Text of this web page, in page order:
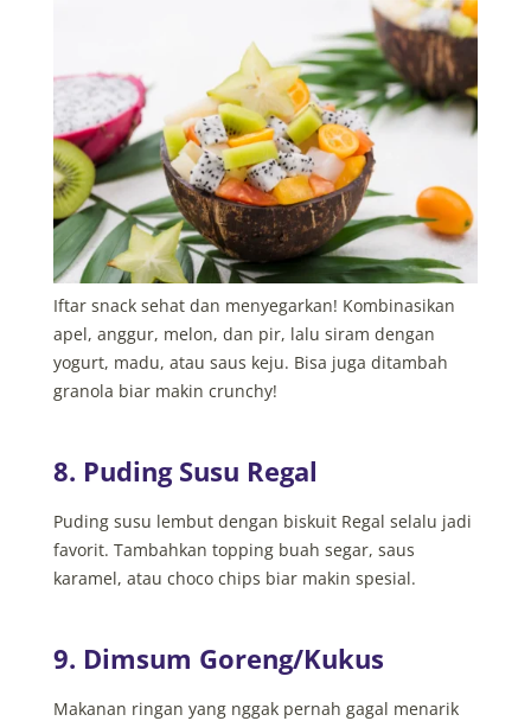
Iftar snack sehat dan menyegarkan! Kombinasikan
apel, anggur, melon, dan pir, lalu siram dengan
yogurt, madu, atau saus keju. Bisa juga ditambah
granola biar makin crunchy!
8. Puding Susu Regal
Puding susu lembut dengan biskuit Regal selalu jadi
favorit. Tambahkan topping buah segar, saus
karamel, atau choco chips biar makin spesial.
9. Dimsum Goreng/Kukus
Makanan ringan yang nggak pernah gagal menarik